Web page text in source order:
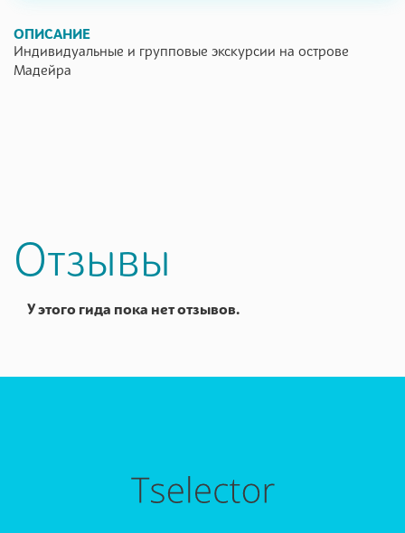
ОПИСАНИЕ
Индивидуальные и групповые экскурсии на острове
Мадейра
Отзывы
У этого гида пока нет отзывов.